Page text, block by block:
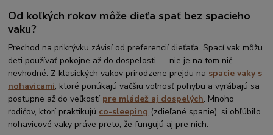
Od koľkých rokov môže dieťa spať bez spacieho
vaku?
Prechod na prikrývku závisí od preferencií dieťaťa. Spací vak môžu
deti používať pokojne až do dospelosti — nie je na tom nič
nevhodné. Z klasických vakov prirodzene prejdu na spacie vaky s
nohavicami, ktoré ponúkajú väčšiu voľnosť pohybu a vyrábajú sa
postupne až do veľkostí pre mládež aj dospelých. Mnoho
rodičov, ktorí praktikujú co-sleeping (zdieľané spanie), si obľúbilo
nohavicové vaky práve preto, že fungujú aj pre nich.